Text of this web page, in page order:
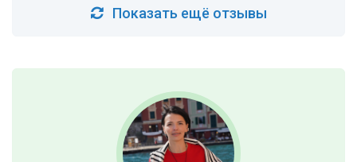
Показать ещё отзывы